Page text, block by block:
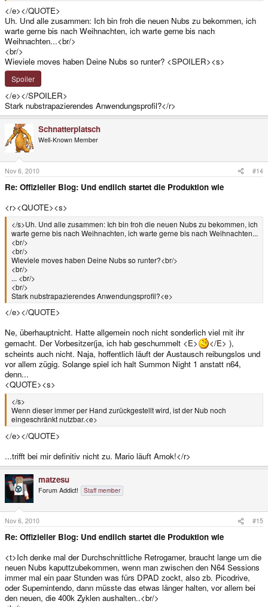
</e></QUOTE>
Uh. Und alle zusammen: Ich bin froh die neuen Nubs zu bekommen, ich
warte gerne bis nach Weihnachten, ich warte gerne bis nach
Weihnachten...<br/>
<br/>
Wieviele moves haben Deine Nubs so runter? <SPOILER><s>
Spoiler
</e></SPOILER>
Stark nubstrapazierendes Anwendungsprofil?</r>
Schnatterplatsch
Well-Known Member
Nov 6, 2010 #14
Re: Offizieller Blog: Und endlich startet die Produktion wie
<r><QUOTE><s>
</s>Uh. Und alle zusammen: Ich bin froh die neuen Nubs zu bekommen, ich
warte gerne bis nach Weihnachten, ich warte gerne bis nach Weihnachten...
<br/>
<br/>
Wieviele moves haben Deine Nubs so runter?<br/>
<br/>
... <br/>
<br/>
Stark nubstrapazierendes Anwendungsprofil?<e>
</e></QUOTE>
Ne, überhauptnicht. Hatte allgemein noch nicht sonderlich viel mit ihr
gemacht. Der Vorbesitzer(ja, ich hab geschummelt <E>
</E> ),
scheints auch nicht. Naja, hoffentlich läuft der Austausch reibungslos und
vor allem zügig. Solange spiel ich halt Summon Night 1 anstatt n64,
denn...
<QUOTE><s>
</s>
Wenn dieser immer per Hand zurückgestellt wird, ist der Nub noch
eingeschränkt nutzbar.<e>
</e></QUOTE>
...trifft bei mir definitiv nicht zu. Mario läuft Amok!</r>
matzesu
Forum Addict! Staff member
Nov 6, 2010 #15
Re: Offizieller Blog: Und endlich startet die Produktion wie
<t>Ich denke mal der Durchschnittliche Retrogamer, braucht lange um die
neuen Nubs kaputtzubekommen, wenn man zwischen den N64 Sessions
immer mal ein paar Stunden was fürs DPAD zockt, also zb. Picodrive,
oder Supernintendo, dann müsste das etwas länger halten, vor allem bei
den neuen, die 400k Zyklen aushalten..<br/>